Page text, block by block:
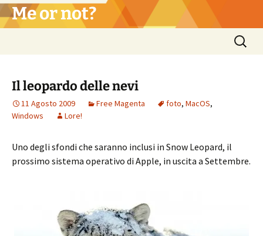
Vai
al Me or not?
Ricerca
per:
Il leopardo delle nevi
11 Agosto 2009 Free Magenta foto, MacOS,
Windows
Lore!
Uno degli sfondi che saranno inclusi in Snow Leopard, il
prossimo sistema operativo di Apple, in uscita a Settembre.